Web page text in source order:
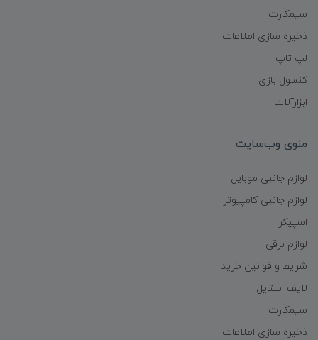
سیمکارت
ذخیره سازی اطلاعات
لپ تاپ
کنسول بازی
ابزارآلات
منوی وب‌سایت
لوازم جانبی موبایل
لوازم جانبی کامپیوتر
اسپیکر
لوازم برقی
شرایط و قوانین خرید
لایف استایل
سیمکارت
ذخیره سازی اطلاعات